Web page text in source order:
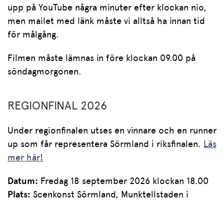
upp på YouTube några minuter efter klockan nio,
men mailet med länk måste vi alltså ha innan tid
för målgång.
Filmen måste lämnas in före klockan 09.00 på
söndagmorgonen.
REGIONFINAL 2026
Under regionfinalen utses en vinnare och en runner
up som får representera Sörmland i riksfinalen. Läs
mer här!
Datum: Fredag 18 september 2026 klockan 18.00
Plats: Scenkonst Sörmland, Munktellstaden i